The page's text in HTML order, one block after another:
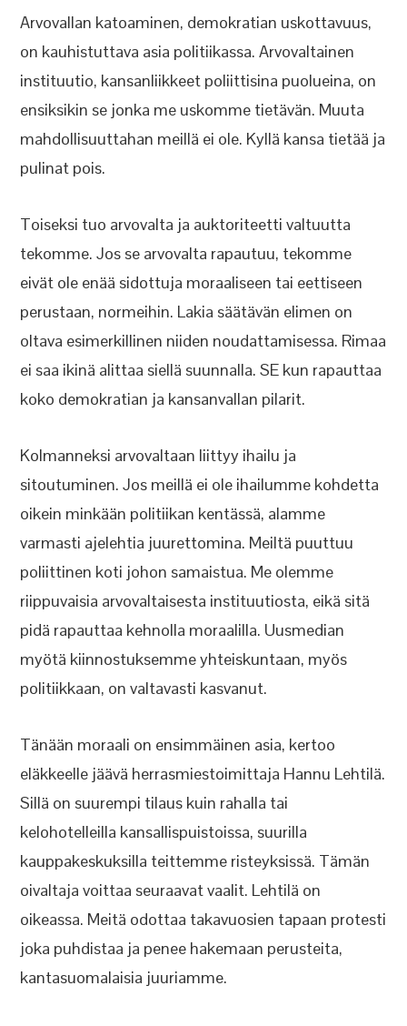
Arvovallan katoaminen, demokratian uskottavuus,
on kauhistuttava asia politiikassa. Arvovaltainen
instituutio, kansanliikkeet poliittisina puolueina, on
ensiksikin se jonka me uskomme tietävän. Muuta
mahdollisuuttahan meillä ei ole. Kyllä kansa tietää ja
pulinat pois.
Toiseksi tuo arvovalta ja auktoriteetti valtuutta
tekomme. Jos se arvovalta rapautuu, tekomme
eivät ole enää sidottuja moraaliseen tai eettiseen
perustaan, normeihin. Lakia säätävän elimen on
oltava esimerkillinen niiden noudattamisessa. Rimaa
ei saa ikinä alittaa siellä suunnalla. SE kun rapauttaa
koko demokratian ja kansanvallan pilarit.
Kolmanneksi arvovaltaan liittyy ihailu ja
sitoutuminen. Jos meillä ei ole ihailumme kohdetta
oikein minkään politiikan kentässä, alamme
varmasti ajelehtia juurettomina. Meiltä puuttuu
poliittinen koti johon samaistua. Me olemme
riippuvaisia arvovaltaisesta instituutiosta, eikä sitä
pidä rapauttaa kehnolla moraalilla. Uusmedian
myötä kiinnostuksemme yhteiskuntaan, myös
politiikkaan, on valtavasti kasvanut.
Tänään moraali on ensimmäinen asia, kertoo
eläkkeelle jäävä herrasmiestoimittaja Hannu Lehtilä.
Sillä on suurempi tilaus kuin rahalla tai
kelohotelleilla kansallispuistoissa, suurilla
kauppakeskuksilla teittemme risteyksissä. Tämän
oivaltaja voittaa seuraavat vaalit. Lehtilä on
oikeassa. Meitä odottaa takavuosien tapaan protesti
joka puhdistaa ja penee hakemaan perusteita,
kantasuomalaisia juuriamme.